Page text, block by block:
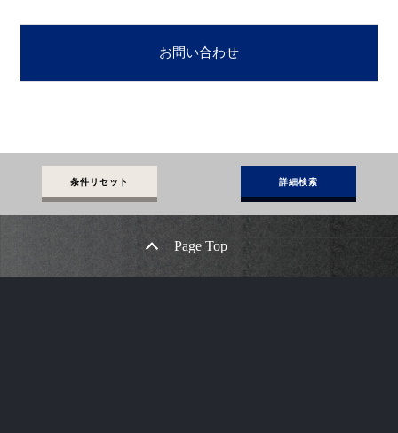
お問い合わせ
条件リセット 詳細検索
Page Top